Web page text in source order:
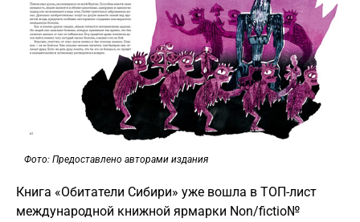
Фото: Предоставлено авторами издания
Книга «Обитатели Сибири» уже вошла в ТОП-лист
международной книжной ярмарки Non/fictio№